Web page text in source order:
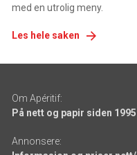
med en utrolig meny.
Les hele saken
Om Apéritif:
På nett og papir siden 1995
Annonsere: